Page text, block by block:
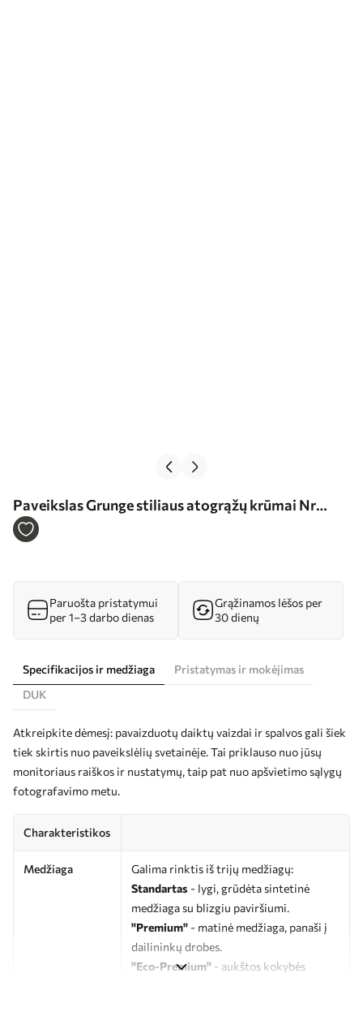
Paveikslas Grunge stiliaus atogrąžų krūmai Nr
s38086
Paruošta pristatymui
per 1–3 darbo dienas
Grąžinamos lėšos per
30 dienų
Specifikacijos ir medžiaga
Pristatymas ir mokėjimas
DUK
Atkreipkite dėmesį: pavaizduotų daiktų vaizdai ir spalvos gali šiek
tiek skirtis nuo paveikslėlių svetainėje. Tai priklauso nuo jūsų
monitoriaus raiškos ir nustatymų, taip pat nuo apšvietimo sąlygų
fotografavimo metu.
Charakteristikos
Medžiaga
Galima rinktis iš trijų medžiagų:
Standartas - lygi, grūdėta sintetinė
medžiaga su blizgiu paviršiumi.
"Premium" - matinė medžiaga, panaši į
dailininkų drobes.
"Eco-Premium" - aukštos kokybės